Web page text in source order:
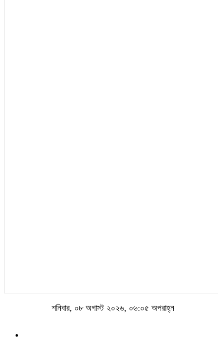
শনিবার, ০৮ অগাস্ট ২০২৬, ০৬:০৫ অপরাহ্ন